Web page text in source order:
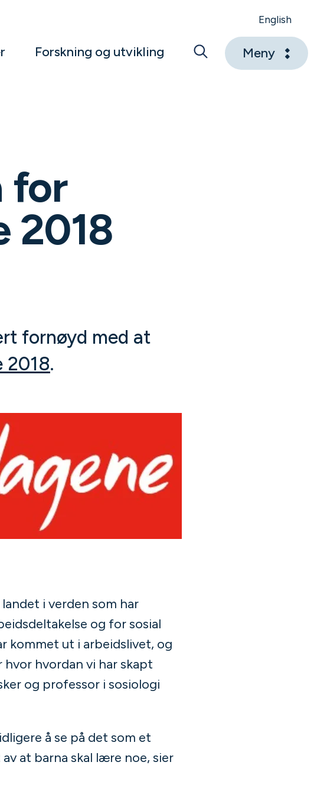
English
Forskning og utvikling Meny
for
2018
fornøyd med at
2018.
i verden som har
og for sosial
kommet ut i arbeidslivet, og
hvordan vi har skapt
og professor i sosiologi
å se på det som et
at barna skal lære noe, sier